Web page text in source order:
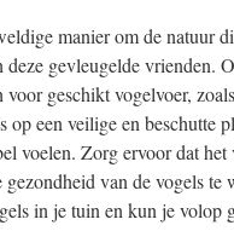
manier om de natuur
gevleugelde vrienden.
geschikt vogelvoer,
op een veilige en beschutte
voelen. Zorg ervoor dat
van de vogels te
in je tuin en kun je volop